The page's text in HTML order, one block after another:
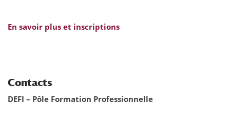
En savoir plus et inscriptions
Contacts
DEFI – Pôle Formation Professionnelle